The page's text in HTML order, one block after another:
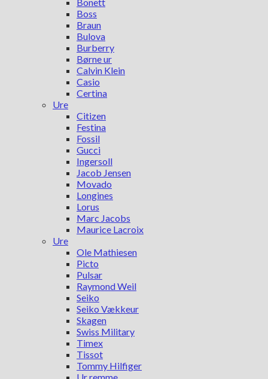
Boss
Braun
Bulova
Burberry
Børne ur
Calvin Klein
Casio
Certina
Ure
Citizen
Festina
Fossil
Gucci
Ingersoll
Jacob Jensen
Movado
Longines
Lorus
Marc Jacobs
Maurice Lacroix
Ure
Ole Mathiesen
Picto
Pulsar
Raymond Weil
Seiko
Seiko Vækkeur
Skagen
Swiss Military
Timex
Tissot
Tommy Hilfiger
Ur remme